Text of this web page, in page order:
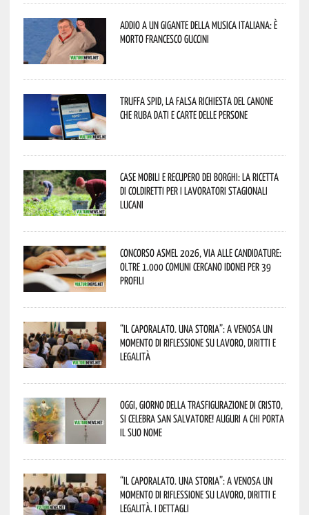
Addio a un gigante della musica italiana: è
morto Francesco Guccini
Truffa Spid, la falsa richiesta del canone
che ruba dati e carte delle persone
Case mobili e recupero dei borghi: la ricetta
di Coldiretti per i lavoratori stagionali
lucani
Concorso Asmel 2026, via alle candidature:
oltre 1.000 Comuni cercano idonei per 39
profili
“Il caporalato. Una storia”: a Venosa un
momento di riflessione su lavoro, diritti e
legalità
Oggi, giorno della Trasfigurazione di Cristo,
si celebra San Salvatore! Auguri a chi porta
il suo nome
“Il caporalato. Una storia”: a Venosa un
momento di riflessione su lavoro, diritti e
legalità. I dettagli